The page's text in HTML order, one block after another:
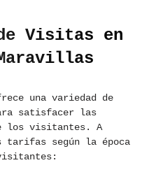
Visitas en
una variedad de
satisfacer las
los visitantes. A
según la época